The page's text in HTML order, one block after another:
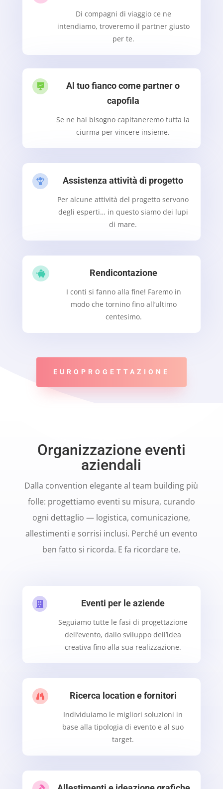
Di compagni di viaggio ce ne
intendiamo, troveremo il partner giusto
per te.

Al tuo fianco come partner o
capofila
Se ne hai bisogno capitaneremo tutta la
ciurma per vincere insieme.
 Assistenza attività di progetto
Per alcune attività del progetto servono
degli esperti… in questo siamo dei lupi
di mare.
 Rendicontazione
I conti si fanno alla fine! Faremo in
modo che tornino fino all’ultimo
centesimo.
EUROPROGETTAZIONE
Organizzazione eventi
aziendali
Dalla convention elegante al team building più
folle: progettiamo eventi su misura, curando
ogni dettaglio — logistica, comunicazione,
allestimenti e sorrisi inclusi. Perché un evento
ben fatto si ricorda. E fa ricordare te.
 Eventi per le aziende
Seguiamo tutte le fasi di progettazione
dell’evento, dallo sviluppo dell’idea
creativa fino alla sua realizzazione.
 Ricerca location e fornitori
Individuiamo le migliori soluzioni in
base alla tipologia di evento e al suo
target.